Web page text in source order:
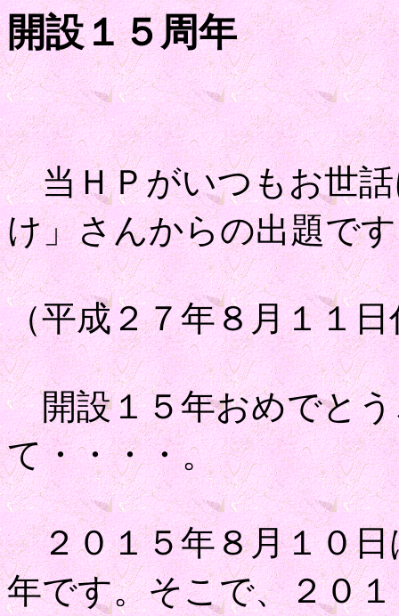
開設１５周年
当ＨＰがいつもお世話
け」さんからの出題で
（平成２７年８月１１
開設１５年おめでとう
て・・・・。
２０１５年８月１０日
年です。そこで、２０